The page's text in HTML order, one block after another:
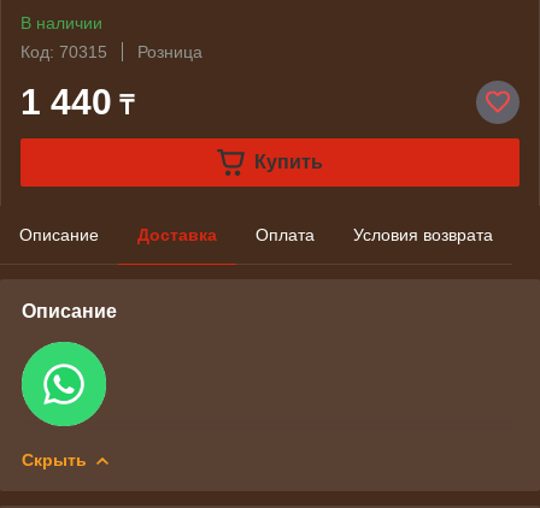
В наличии
Код: 70315
Розница
1 440 ₸
Купить
Описание Доставка Оплата Условия возврата
Описание
Скрыть